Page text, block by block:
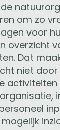
om zo
voor
overzicht
Dat
niet door
activiteiten